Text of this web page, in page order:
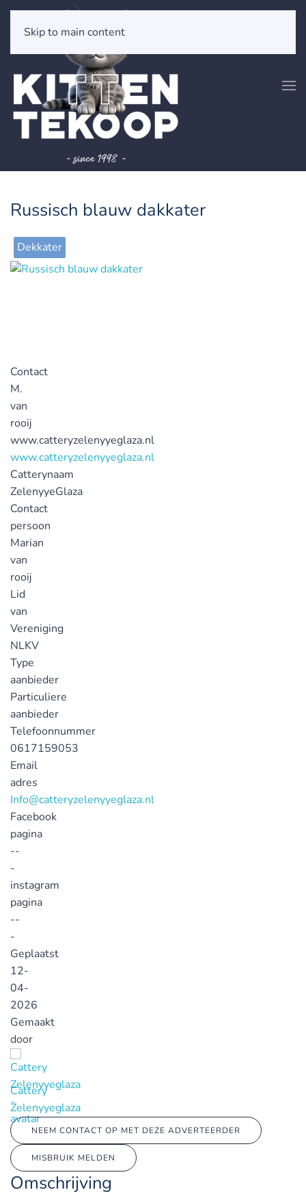
Skip to main content
Russisch blauw dakkater
Dekkater
Contact
M.
van
rooij
www.catteryzelenyyeglaza.nl
www.catteryzelenyyeglaza.nl
Catterynaam
ZelenyyeGlaza
Contact
persoon
Marian
van
rooij
Lid
van
Vereniging
NLKV
Type
aanbieder
Particuliere
aanbieder
Telefoonnummer
0617159053
Email
adres
Info@catteryzelenyyeglaza.nl
Facebook
pagina
--
-
instagram
pagina
--
-
Geplaatst
12-
04-
2026
Gemaakt
door
Cattery
Zelenyyeglaza
NEEM CONTACT OP MET DEZE ADVERTEERDER
MISBRUIK MELDEN
Omschrijving